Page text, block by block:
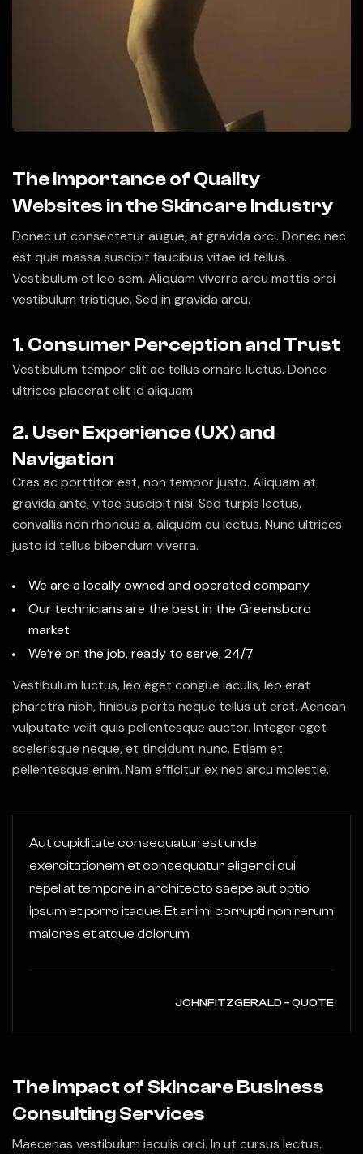
The Importance of Quality
Websites in the Skincare Industry
Donec ut consectetur augue, at gravida orci. Donec nec
est quis massa suscipit faucibus vitae id tellus.
Vestibulum et leo sem. Aliquam viverra arcu mattis orci
vestibulum tristique. Sed in gravida arcu.
1. Consumer Perception and Trust
Vestibulum tempor elit ac tellus ornare luctus. Donec
ultrices placerat elit id aliquam.
2. User Experience (UX) and
Navigation
Cras ac porttitor est, non tempor justo. Aliquam at
gravida ante, vitae suscipit nisi. Sed turpis lectus,
convallis non rhoncus a, aliquam eu lectus. Nunc ultrices
justo id tellus bibendum viverra.
We are a locally owned and operated company
Our technicians are the best in the Greensboro
market
We’re on the job, ready to serve, 24/7
Vestibulum luctus, leo eget congue iaculis, leo erat
pharetra nibh, finibus porta neque tellus ut erat. Aenean
vulputate velit quis pellentesque auctor. Integer eget
scelerisque neque, et tincidunt nunc. Etiam et
pellentesque enim. Nam efficitur ex nec arcu molestie.
Aut cupiditate consequatur est unde
exercitationem et consequatur eligendi qui
repellat tempore in architecto saepe aut optio
ipsum et porro itaque. Et animi corrupti non rerum
maiores et atque dolorum
JOHNFITZGERALD – QUOTE
The Impact of Skincare Business
Consulting Services
Maecenas vestibulum iaculis orci. In ut cursus lectus.